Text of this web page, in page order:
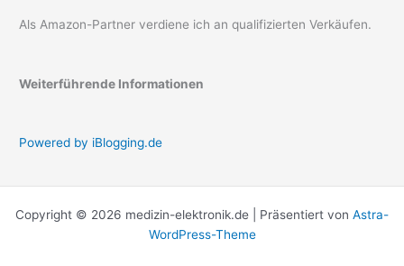
Als Amazon-Partner verdiene ich an qualifizierten Verkäufen.
Weiterführende Informationen
Powered by iBlogging.de
Copyright © 2026 medizin-elektronik.de | Präsentiert von Astra-
WordPress-Theme